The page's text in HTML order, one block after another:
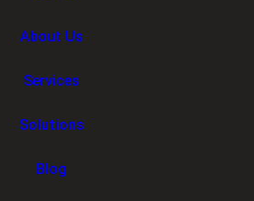
About Us
Services
Solutions
Blog